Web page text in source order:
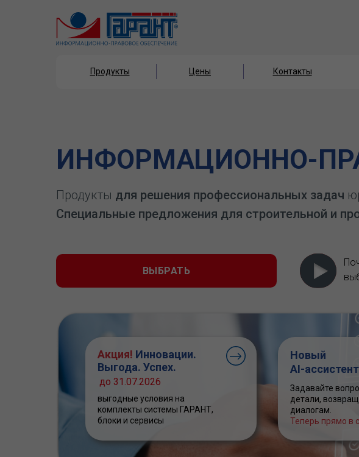
Продукты Цены Контакты
Продукты
ИНФОРМАЦИОННО-
Продукты для решения профессиональных задач
Специальные предложения для строительной и
ВЫБРАТЬ
Акция! Инновации.
Выгода. Успех.
выгодные условия на
комплекты системы ГАРАНТ,
блоки и сервисы
до 31.07.2026
Новый
AI-
Задавайте
детали,
диалогам.
Теперь прямо в